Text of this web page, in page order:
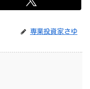
専業投資家さゆ